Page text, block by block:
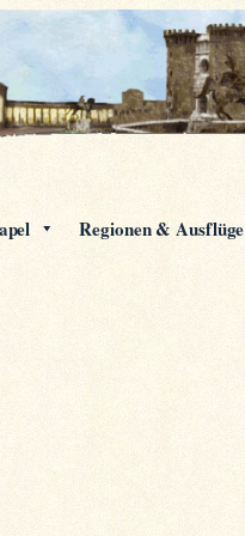
Regionen & Ausflüge